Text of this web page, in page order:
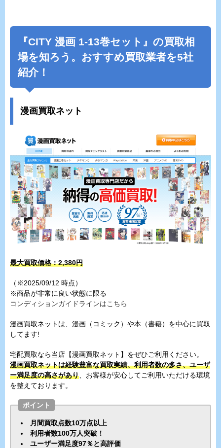
『CITY 漫画 1-13巻セット』の買取相
場を知ろう。おすすめ買取業者を5社
紹介！
漫画買取ネット
最大買取価格：2,380円
（※2025/09/12 時点）
※商品が非常に良い状態に限る
コンディションガイドラインはこちら
漫画買取ネットは、漫画（コミック）や本（書籍）を中心に買取
してます!
宅配買取なら当店【漫画買取ネット】をぜひご利用ください。
漫画買取ネットは経験豊富な買取実績、利用者数の多さ、ユーザ
ー満足度の高さがあり 、お客様が安心してご利用いただける環境
を整えております。
ポイント
月間買取点数10万点以上
利用者数100万人突破！
ユーザー満足度97％と高評価